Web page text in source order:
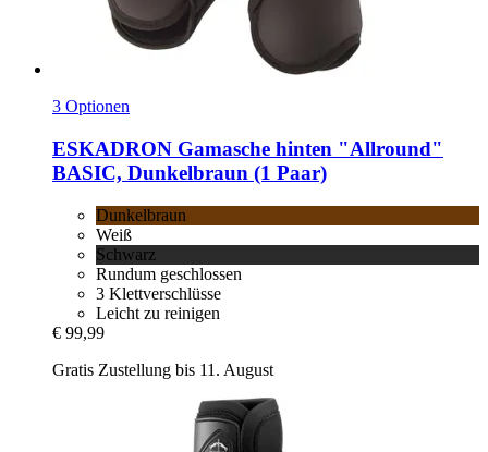
3 Optionen
ESKADRON Gamasche hinten "Allround"
BASIC, Dunkelbraun (1 Paar)
Dunkelbraun
Weiß
Schwarz
Rundum geschlossen
3 Klettverschlüsse
Leicht zu reinigen
€ 99,99
Gratis Zustellung bis 11. August